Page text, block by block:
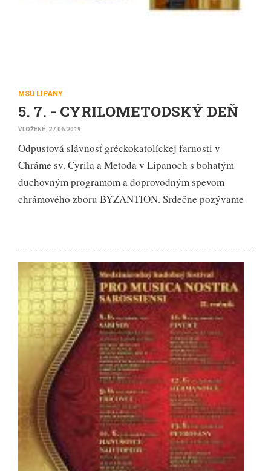
MSÚ LIPANY
5. 7. - CYRILOMETODSKÝ DEŇ
VLOŽENÉ: 27.06.2019
Odpustová slávnosť gréckokatolíckej farnosti v
Chráme sv. Cyrila a Metoda v Lipanoch s bohatým
duchovným programom a doprovodným spevom
chrámového zboru BYZANTION. Srdečne pozývame